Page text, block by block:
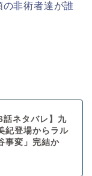
非術者達が誰
話ネタバレ】九
紀登場からラル
事変」完結か